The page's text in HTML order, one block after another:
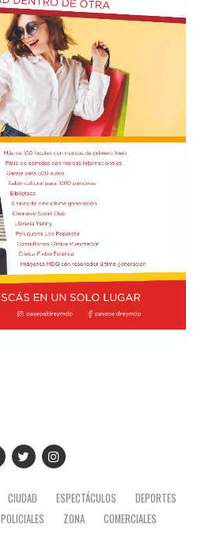
CIUDAD ESPECTÁCULOS
DEPORTES
POLICIALES ZONA COMERCIALES